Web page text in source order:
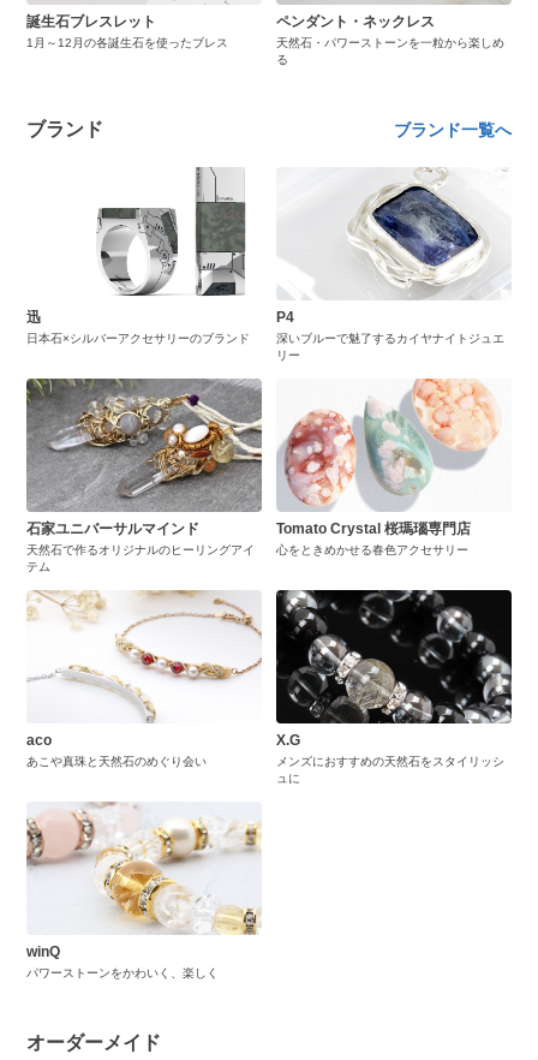
誕生石ブレスレット
1月～12月の各誕生石を使ったブレス
ペンダント・ネックレス
天然石・パワーストーンを一粒から楽しめ
る
ブランド ブランド一覧へ
迅
日本石×シルバーアクセサリーのブランド
P4
深いブルーで魅了するカイヤナイトジュエ
リー
石家ユニバーサルマインド
天然石で作るオリジナルのヒーリングアイ
テム
Tomato Crystal 桜瑪瑙専門店
心をときめかせる春色アクセサリー
aco
あこや真珠と天然石のめぐり会い
X.G
メンズにおすすめの天然石をスタイリッシ
ュに
winQ
パワーストーンをかわいく、楽しく
オーダーメイド